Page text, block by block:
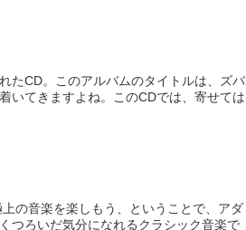
たCD。このアルバムのタイトルは、ズバ
いてきますよね。このCDでは、寄せては
の音楽を楽しもう、ということで、アダ
つろいだ気分になれるクラシック音楽で